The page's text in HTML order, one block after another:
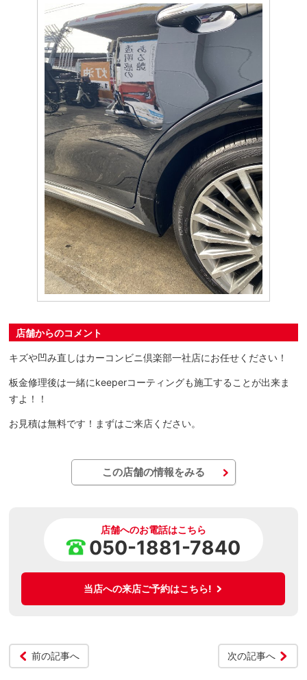
店舗からのコメント
キズや凹み直しはカーコンビニ倶楽部一社店にお任せください！
板金修理後は一緒にkeeperコーティングも施工することが出来ま
すよ！！
お見積は無料です！まずはご来店ください。
この店舗の情報をみる
店舗へのお電話はこちら
050-1881-7840
当店への来店ご予約はこちら!
前の記事へ 次の記事へ